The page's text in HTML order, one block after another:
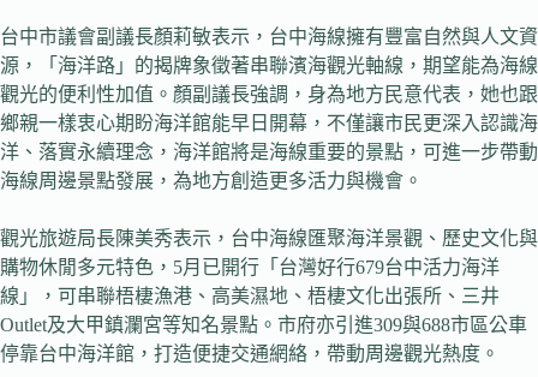
台中市議會副議長顏莉敏表示，台中海線擁有豐富自然與人文資
源，「海洋路」的揭牌象徵著串聯濱海觀光軸線，期望能為海線
觀光的便利性加值。顏副議長強調，身為地方民意代表，她也跟
鄉親一樣衷心期盼海洋館能早日開幕，不僅讓市民更深入認識海
洋、落實永續理念，海洋館將是海線重要的景點，可進一步帶動
海線周邊景點發展，為地方創造更多活力與機會。
觀光旅遊局長陳美秀表示，台中海線匯聚海洋景觀、歷史文化與
購物休閒多元特色，5月已開行「台灣好行679台中活力海洋
線」，可串聯梧棲漁港、高美濕地、梧棲文化出張所、三井
Outlet及大甲鎮瀾宮等知名景點。市府亦引進309與688市區公車
停靠台中海洋館，打造便捷交通網絡，帶動周邊觀光熱度。